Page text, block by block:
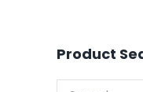
Product